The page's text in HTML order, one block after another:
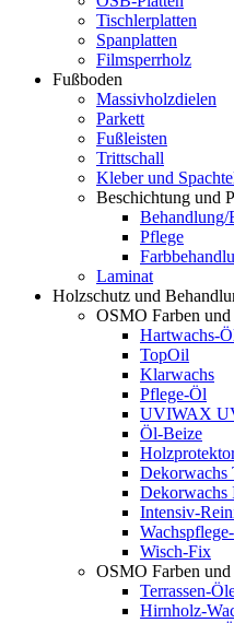
Tischlerplatten
Spanplatten
Filmsperrholz
Fußboden
Massivholzdielen
Parkett
Fußleisten
Trittschall
Kleber und
Beschichtung und
Behandlung/
Pflege
Laminat
Holzschutz und
OSMO Farben
Hartwachs-
TopOil
Klarwachs
Pflege-Öl
UVIWAX
Öl-Beize
Dekorwachs
Dekorwachs
Intensiv-
Wisch-Fix
OSMO Farben
Terrassen-
Hirnholz-